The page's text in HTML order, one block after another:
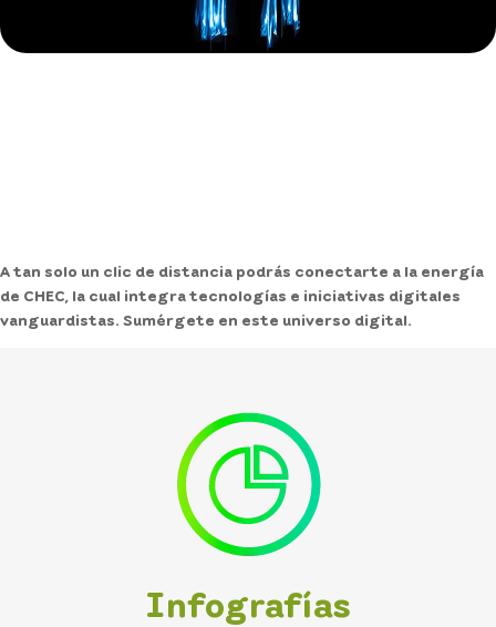
A tan solo un clic de distancia podrás conectarte a la energía
de CHEC, la cual integra tecnologías e iniciativas digitales
vanguardistas. Sumérgete en este universo digital.
Infografías